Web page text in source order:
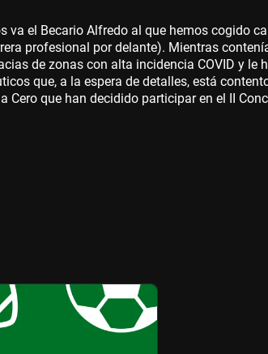
va el Becario Alfredo al que hemos cogido
profesional por delante). Mientras
de zonas con alta incidencia COVID y le
que, a la espera de detalles, está
que han decidido participar en el II